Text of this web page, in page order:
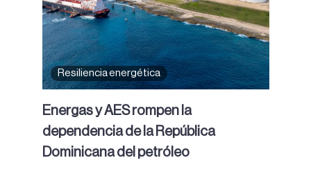
Resiliencia energética
Energas y AES rompen la
dependencia de la República
Dominicana del petróleo